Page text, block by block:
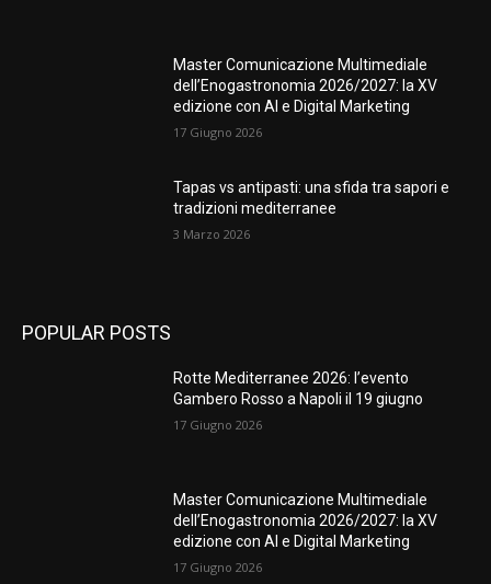
Master Comunicazione Multimediale
dell’Enogastronomia 2026/2027: la XV
edizione con AI e Digital Marketing
17 Giugno 2026
Tapas vs antipasti: una sfida tra sapori e
tradizioni mediterranee
3 Marzo 2026
POPULAR POSTS
Rotte Mediterranee 2026: l’evento
Gambero Rosso a Napoli il 19 giugno
17 Giugno 2026
Master Comunicazione Multimediale
dell’Enogastronomia 2026/2027: la XV
edizione con AI e Digital Marketing
17 Giugno 2026